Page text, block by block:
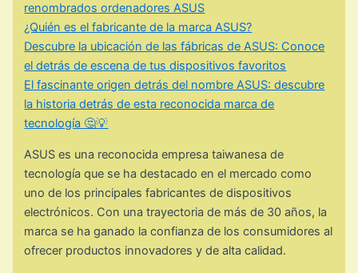
renombrados ordenadores ASUS
¿Quién es el fabricante de la marca ASUS?
Descubre la ubicación de las fábricas de ASUS: Conoce
el detrás de escena de tus dispositivos favoritos
El fascinante origen detrás del nombre ASUS: descubre
la historia detrás de esta reconocida marca de
tecnología 🤔💡
ASUS es una reconocida empresa taiwanesa de
tecnología que se ha destacado en el mercado como
uno de los principales fabricantes de dispositivos
electrónicos. Con una trayectoria de más de 30 años, la
marca se ha ganado la confianza de los consumidores al
ofrecer productos innovadores y de alta calidad.